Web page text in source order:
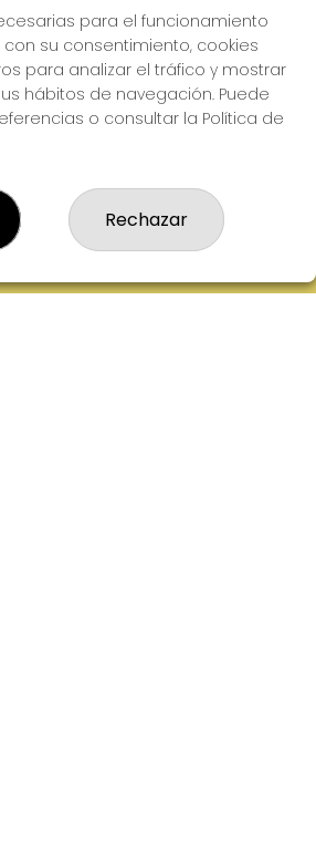
2-MOLLERUSSA - RECEPTOR
por WhatsApp
para el funcionamiento
su consentimiento, cookies
para analizar el tráfico y mostrar
hábitos de navegación. Puede
o consultar la Política de
Rechazar